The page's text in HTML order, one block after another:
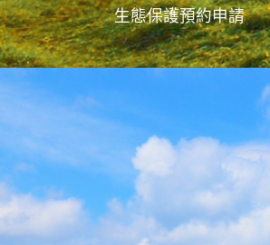
生態保護預約申請